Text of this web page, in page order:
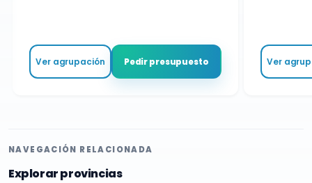
Ver agrupación Pedir presupuesto Ver
NAVEGACIÓN RELACIONADA
Explorar provincias